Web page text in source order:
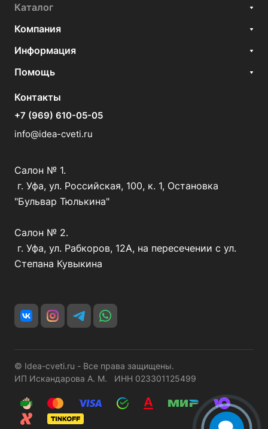
Каталог
Компания
Информация
Помощь
Контакты
+7 (969) 610-05-05
info@idea-cveti.ru
Салон № 1.
г. Уфа, ул. Российская, 100, к. 1, Остановка
"Бульвар Тюлькина"
Салон № 2.
г. Уфа, ул. Рабкоров, 12А, на пересечении с ул.
Степана Кувыкина
© Idea-cveti.ru - Все права защищены.
ИП Искандарова А. М. ИНН 023301125499